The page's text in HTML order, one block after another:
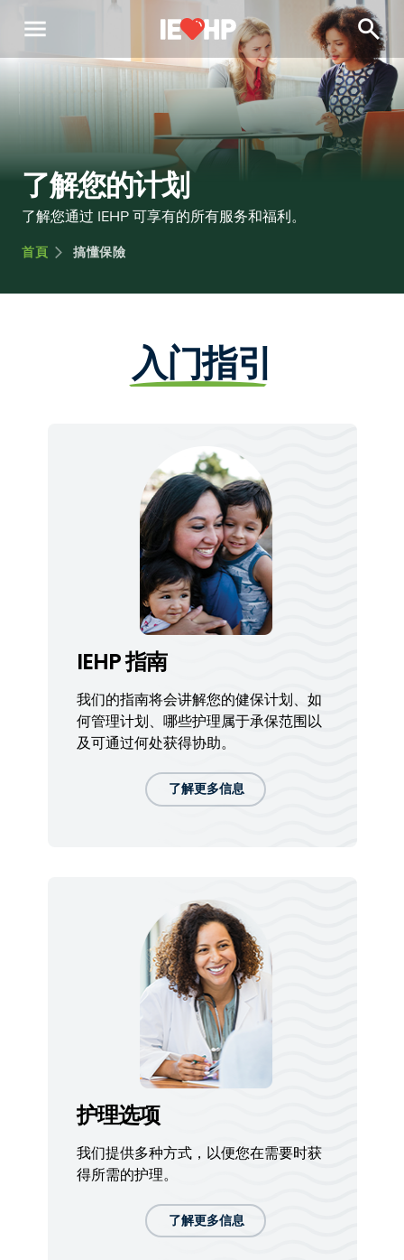
menu search
了解您的计划
了解您通过 IEHP 可享有的所有服务和福利。
首頁 搞懂保險
入门指引
IEHP 指南
我们的指南将会讲解您的健保计划、如
何管理计划、哪些护理属于承保范围以
及可通过何处获得协助。
了解更多信息
护理选项
我们提供多种方式，以便您在需要时获
得所需的护理。
了解更多信息